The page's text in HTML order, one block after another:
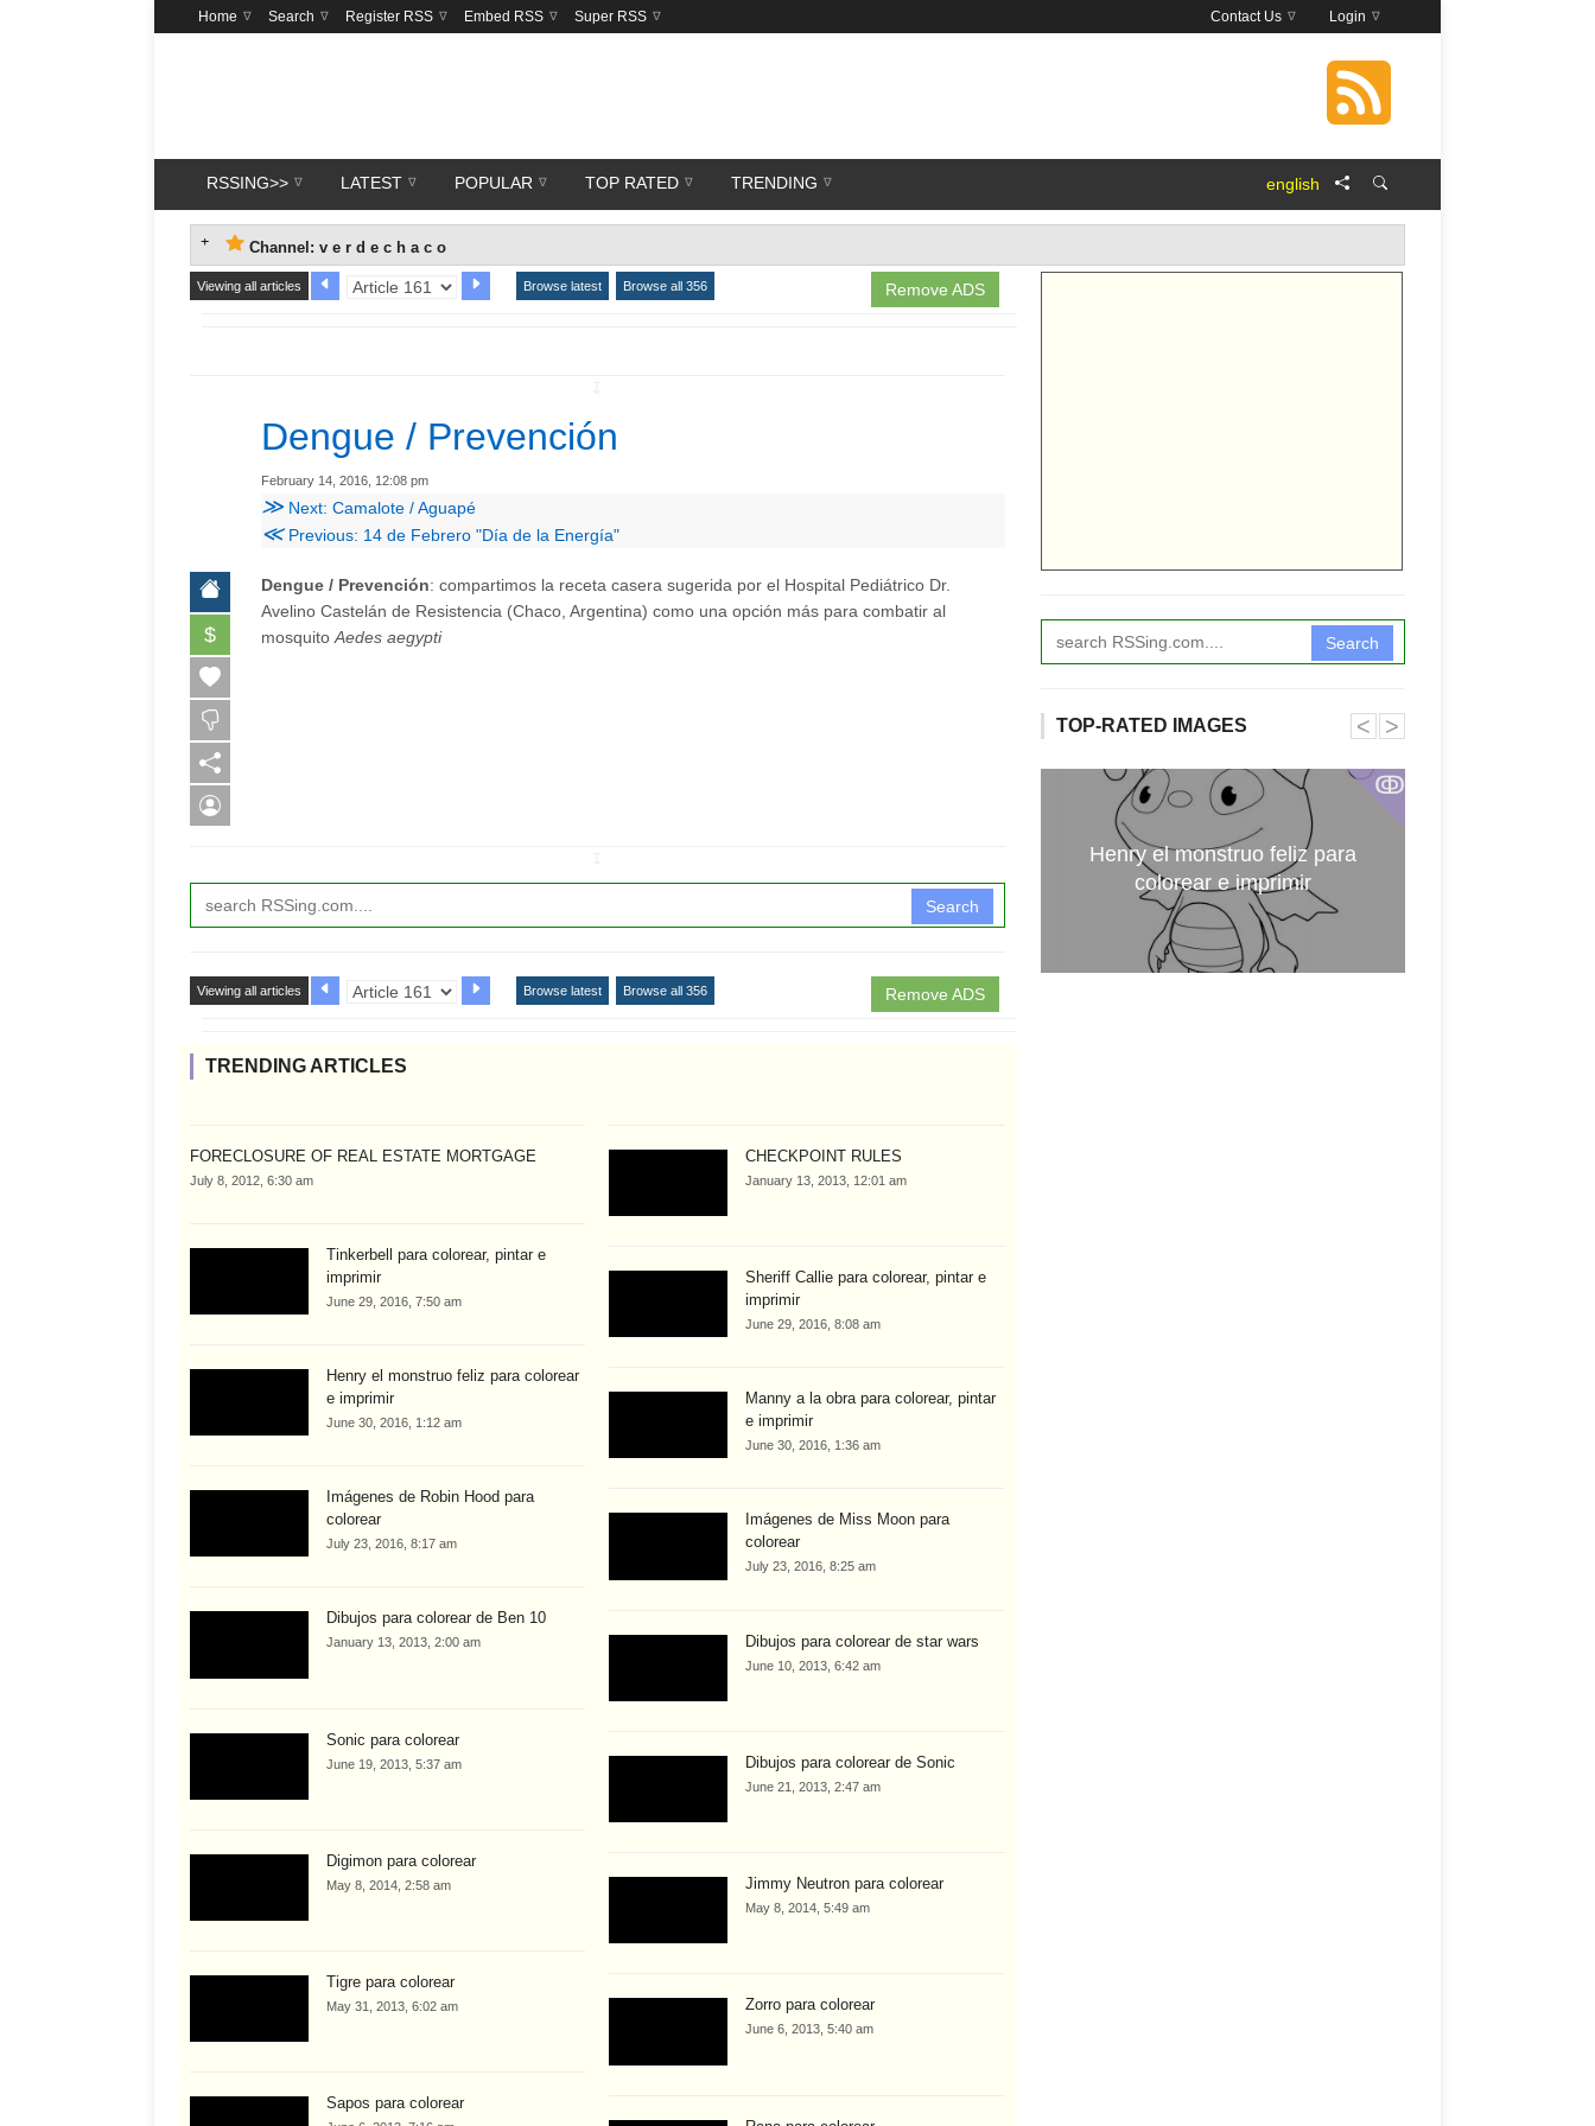
Login
Home Search Register RSS Embed RSS Super RSS Contact Us
RSSING>> LATEST POPULAR TOP RATED TRENDING english
Channel: v e r d e c h a c o
Remove ADS
Viewing all articles Browse latest Browse all 356
Dengue‬ / Prevención‬
February 14, 2016, 12:08 pm
≫ Next: Camalote / Aguapé
≪Previous: 14 de Febrero "Día de la Energía"
$
Dengue‬ / Prevención‬: compartimos la receta casera sugerida por el Hospital Pediátrico Dr.
Avelino Castelán de Resistencia (Chaco, Argentina) como una opción más para combatir al
mosquito Aedes aegypti
Search
Remove ADS
Viewing all articles Browse latest Browse all 356
TRENDING ARTICLES
FORECLOSURE OF REAL ESTATE MORTGAGE
July 8, 2012, 6:30 am
Tinkerbell para colorear, pintar e
imprimir
June 29, 2016, 7:50 am
Henry el monstruo feliz para colorear
e imprimir
June 30, 2016, 1:12 am
Imágenes de Robin Hood para
colorear
July 23, 2016, 8:17 am
Dibujos para colorear de Ben 10
January 13, 2013, 2:00 am
Sonic para colorear
June 19, 2013, 5:37 am
Digimon para colorear
May 8, 2014, 2:58 am
Tigre para colorear
May 31, 2013, 6:02 am
Sapos para colorear
CHECKPOINT RULES
January 13, 2013, 12:01 am
Sheriff Callie para colorear, pintar e
imprimir
June 29, 2016, 8:08 am
Manny a la obra para colorear, pintar
e imprimir
June 30, 2016, 1:36 am
Imágenes de Miss Moon para
colorear
July 23, 2016, 8:25 am
Dibujos para colorear de star wars
June 10, 2013, 6:42 am
Dibujos para colorear de Sonic
June 21, 2013, 2:47 am
Jimmy Neutron para colorear
May 8, 2014, 5:49 am
Zorro para colorear
June 6, 2013, 5:40 am
Search
TOP-RATED IMAGES
ↂ
Henry el monstruo feliz para
colorear e imprimir
˂ ˃